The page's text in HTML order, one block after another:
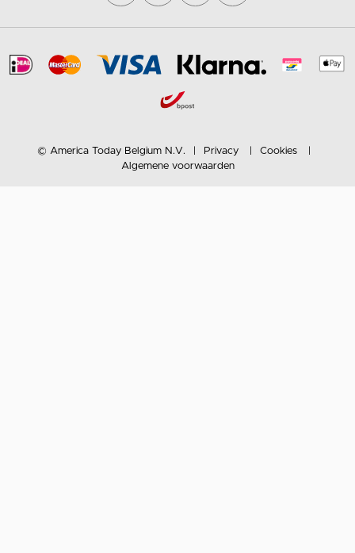
© America Today Belgium N.V. Privacy
Cookies
Algemene voorwaarden